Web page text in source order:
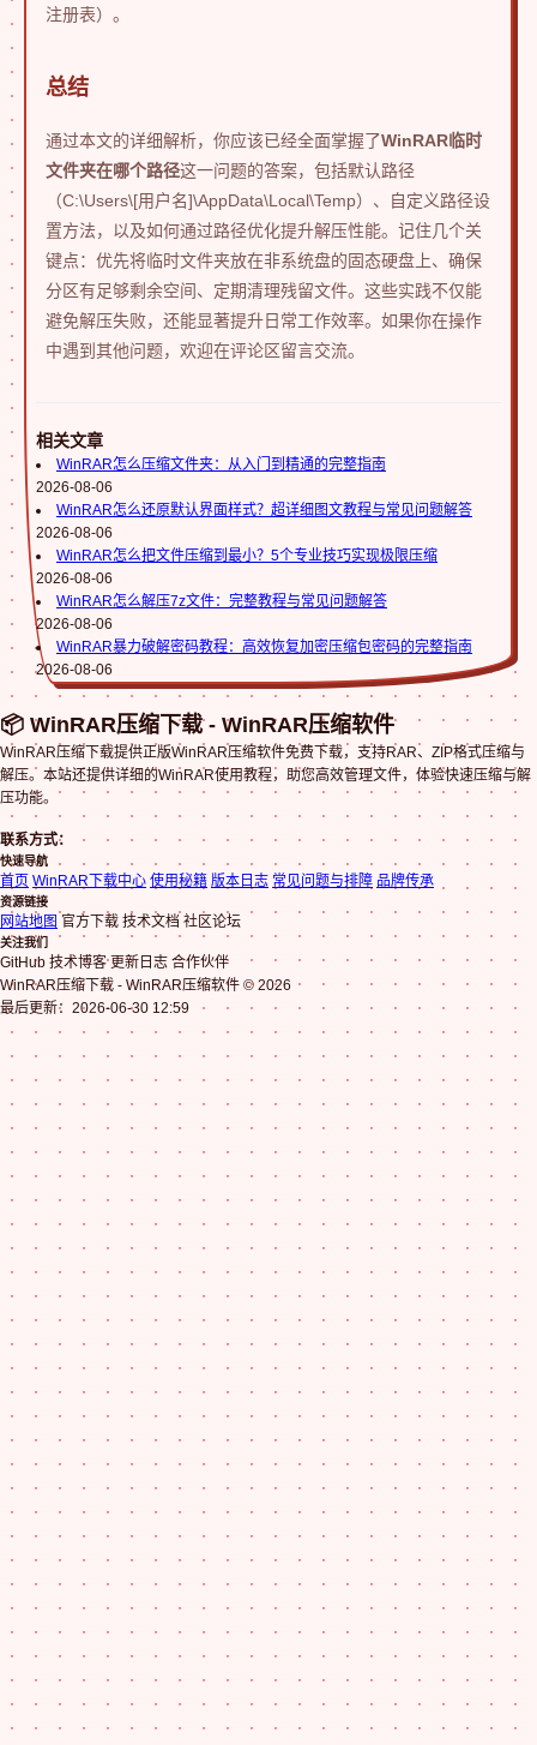
注册表）。
总结
通过本文的详细解析，你应该已经全面掌握了WinRAR临时
文件夹在哪个路径这一问题的答案，包括默认路径
（C:\Users\[用户名]\AppData\Local\Temp）、自定义路径设
置方法，以及如何通过路径优化提升解压性能。记住几个关
键点：优先将临时文件夹放在非系统盘的固态硬盘上、确保
分区有足够剩余空间、定期清理残留文件。这些实践不仅能
避免解压失败，还能显著提升日常工作效率。如果你在操作
中遇到其他问题，欢迎在评论区留言交流。
相关文章
WinRAR怎么压缩文件夹：从入门到精通的完整指南
2026-08-06
WinRAR怎么还原默认界面样式？超详细图文教程与常见问题解答
2026-08-06
WinRAR怎么把文件压缩到最小？5个专业技巧实现极限压缩
2026-08-06
WinRAR怎么解压7z文件：完整教程与常见问题解答
2026-08-06
WinRAR暴力破解密码教程：高效恢复加密压缩包密码的完整指南
2026-08-06
📦 WinRAR压缩下载 - WinRAR压缩软件
WinRAR压缩下载提供正版WinRAR压缩软件免费下载，支持RAR、ZIP格式压缩与
解压。本站还提供详细的WinRAR使用教程，助您高效管理文件，体验快速压缩与解
压功能。
联系方式：
快速导航
首页 WinRAR下载中心 使用秘籍 版本日志 常见问题与排障 品牌传承
资源链接
网站地图 官方下载 技术文档 社区论坛
关注我们
GitHub 技术博客 更新日志 合作伙伴
WinRAR压缩下载 - WinRAR压缩软件 © 2026
最后更新：2026-06-30 12:59